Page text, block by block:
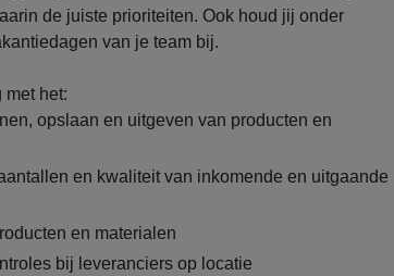
de juiste prioriteiten. Ook houd jij onder
van je team bij.
met het:
opslaan en uitgeven van producten en
en kwaliteit van inkomende en uitgaande
en materialen
bij leveranciers op locatie